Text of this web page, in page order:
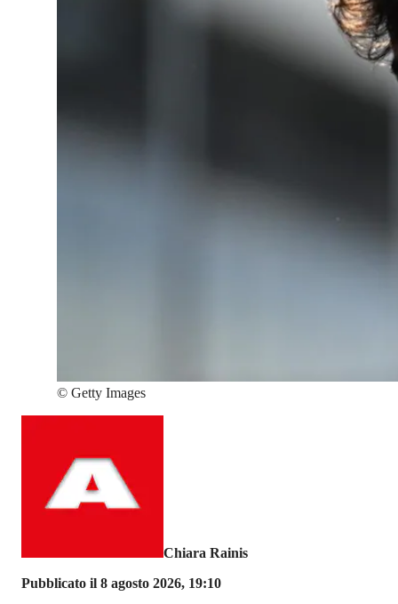
© Getty Images
Chiara Rainis
Pubblicato il 8 agosto 2026, 19:10